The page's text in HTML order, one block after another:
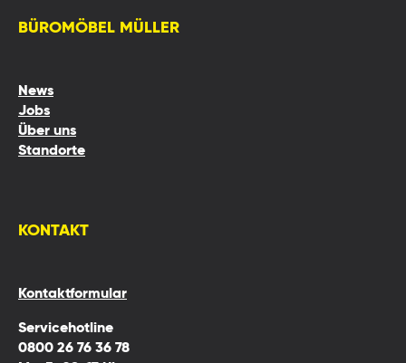
BÜROMÖBEL MÜLLER
News
Jobs
Über uns
Standorte
KONTAKT
Kontaktformular
Servicehotline
0800 26 76 36 78